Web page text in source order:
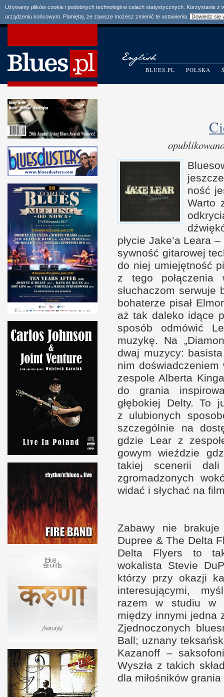
Używamy plików cookie i podobnych technologii w celach statystycznych. Korzystanie
urządzeniu końcowym. Pamiętaj, że zawsze możesz zmienić te ustawienia.
Dowiedz się
BLUES.PL POLSKA
ność
Warto
płycie Jake’a Leara –
syw­ność gitarowej
do niej umiejęt­ność
z tego
słuchaczom
bohaterze pisał
aż tak daleko idące
spo­sób odmówić
muzykę. Na
dwaj muzycy:
nim doświad­czeniem
zespole Alberta
do grania
głębokiej Delty. To
z ulubionych
szczegól­nie na
gdzie Lear z z
gowym wieź­dzie
takiej scenerii
zgromadzonych
widać i słychać na
Zabawy nie
Dupree &The Delta
Delta Flyers to
wokalista Stevie
którzy przy okazji
interesującymi,
razemw studiu w
między innymi jedna
Zjed­noczonych
Ball; uznany
Kazanoff –
Wyszła z takich
dla miłośników